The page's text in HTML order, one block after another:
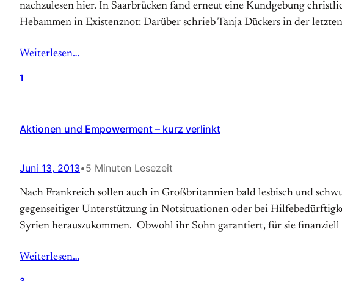
nachzulesen hier. In Saarbrücken fand erneut eine Kundgebung
Hebammen in Existenznot: Darüber schrieb Tanja Dückers in der
Weiterlesen…
1
Aktionen und Empowerment – kurz verlinkt
Juni 13, 2013•5 Minuten Lesezeit
Nach Frankreich sollen auch in Großbritannien bald lesbisch und
gegenseitiger Unterstützung in Notsituationen oder bei
Syrien herauszukommen. Obwohl ihr Sohn garantiert, für sie finanziell
Weiterlesen…